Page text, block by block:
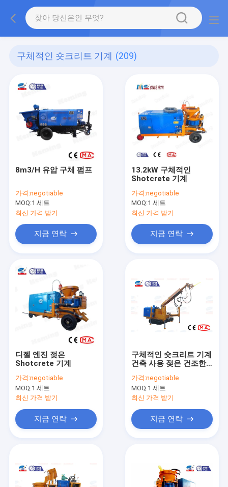
구체적인 숏크리트 기계 (209)
8m3/H 유압 구체 펌프
가격:negotiable
MOQ:1 세트
최신 가격 받기
지금 연락
13.2kW 구체적인
Shotcrete 기계
가격:negotiable
MOQ:1 세트
최신 가격 받기
지금 연락
디젤 엔진 젖은
Shotcrete 기계
가격:negotiable
MOQ:1 세트
최신 가격 받기
지금 연락
구체적인 숏크리트 기계
건축 사용 젖은 건조한
가격:negotiable
MOQ:1 세트
최신 가격 받기
지금 연락